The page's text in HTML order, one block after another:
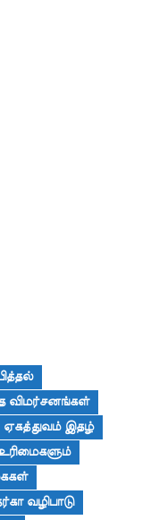
விமர்சனங்கள்
ஏகத்துவம் இதழ்
வழிபாடு